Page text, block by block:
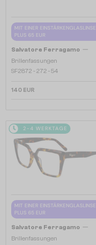
MIT EINER EINSTÄRKENGLASLINSE
PLUS 65 EUR
Salvatore Ferragamo —
Brillenfassungen
SF2872 - 272 - 54
140 EUR
2-4 WERKTAGE
MIT EINER EINSTÄRKENGLASLINSE
PLUS 65 EUR
Salvatore Ferragamo —
Brillenfassungen